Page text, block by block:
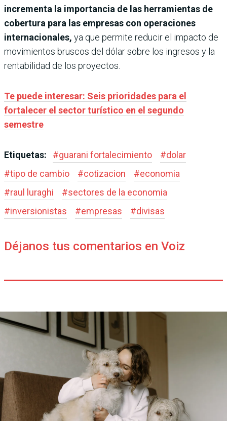
incrementa la importancia de las herramientas de
cobertura para las empresas con operaciones
internacionales, ya que permite reducir el impacto de
movimientos bruscos del dólar sobre los ingresos y la
rentabilidad de los proyectos.
Te puede interesar: Seis prioridades para el
fortalecer el sector turístico en el segundo
semestre
Etiquetas: #guarani fortalecimiento #dolar
#tipo de cambio #cotizacion #economia
#raul luraghi #sectores de la economia
#inversionistas #empresas #divisas
Déjanos tus comentarios en Voiz